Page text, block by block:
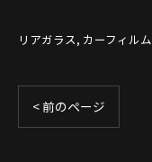
リアガラス カーフィルム
< 前のページ